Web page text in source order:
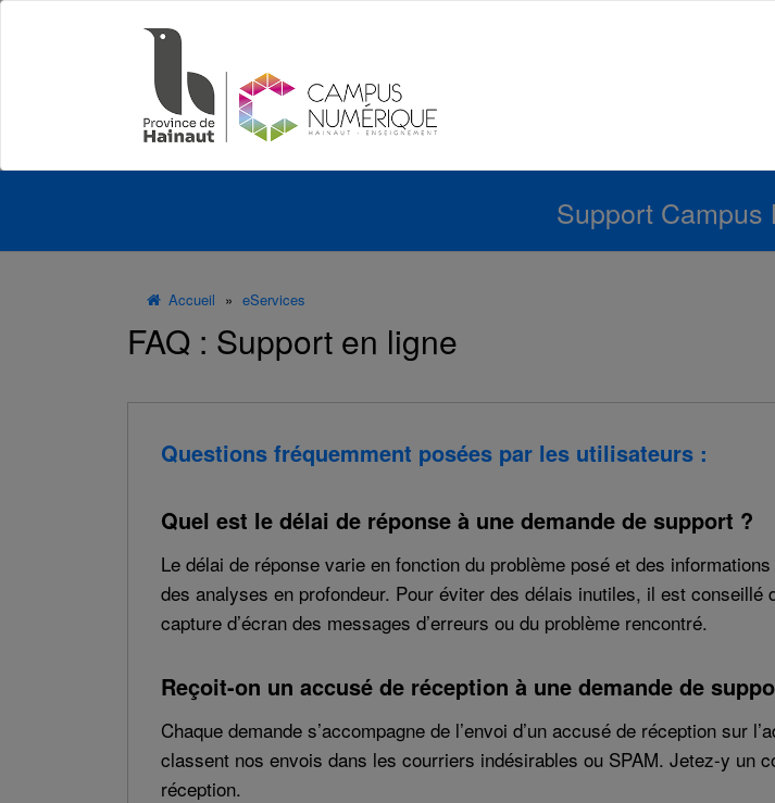
Support Campus
Accueil » eServices
FAQ : Support en ligne
Questions fréquemment posées par les utilisateurs :
Quel est le délai de réponse à une demande de support ?
Le délai de réponse varie en fonction du problème posé et des
des analyses en profondeur. Pour éviter des délais inutiles, il est
capture d’écran des messages d’erreurs ou du problème rencontré.
Reçoit-on un accusé de réception à une demande de
Chaque demande s’accompagne de l’envoi d’un accusé de réception
classent nos envois dans les courriers indésirables ou SPAM. Jetez-y un
réception.